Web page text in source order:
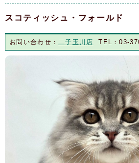
スコティッシュ・フォールド
お問い合わせ：二子玉川店 TEL：03-